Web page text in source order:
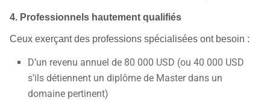
4. Professionnels hautement qualifiés
Ceux exerçant des professions spécialisées ont besoin :
D’un revenu annuel de 80 000 USD (ou 40 000 USD
s’ils détiennent un diplôme de Master dans un
domaine pertinent)